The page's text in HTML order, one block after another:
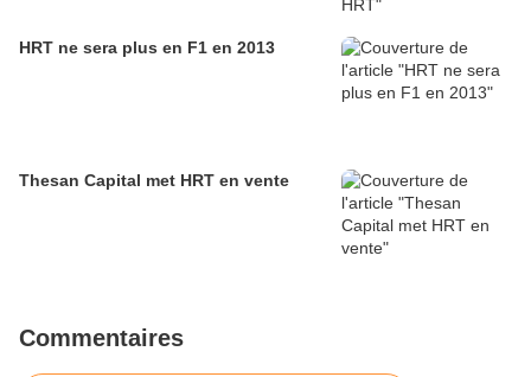
HRT ne sera plus en F1 en 2013
Thesan Capital met HRT en vente
Commentaires